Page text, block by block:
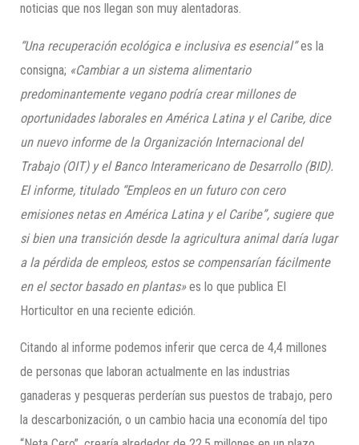
noticias que nos llegan son muy alentadoras.
“Una recuperación ecológica e inclusiva es esencial”es la
consigna; «Cambiar a un sistema alimentario
predominantemente vegano podría crear millones de
oportunidades laborales en América Latina y el Caribe, dice
un nuevo informe de la Organización Internacional del
Trabajo (OIT) y el Banco Interamericano de Desarrollo (BID).
El informe, titulado “Empleos en un futuro con cero
emisiones netas en América Latina y el Caribe”, sugiere que
si bien una transición desde la agricultura animal daría lugar
a la pérdida de empleos, estos se compensarían fácilmente
en el sector basado en plantas»es lo que publica El
Horticultor en una reciente edición.
Citando al informe podemos inferir que cerca de 4,4 millones
de personas que laboran actualmente en las industrias
ganaderas y pesqueras perderían sus puestos de trabajo, pero
la descarbonización, o un cambio hacia una economía del tipo